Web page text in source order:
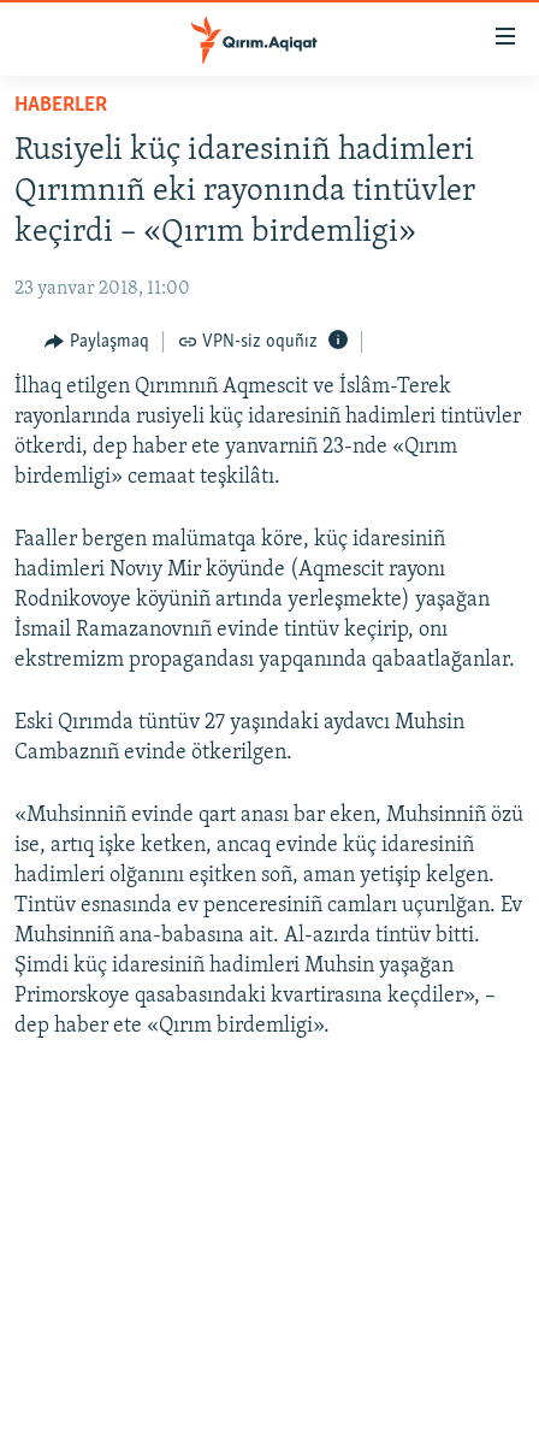
Esas
qaytmaq
Baş
navigatsiyağa
qaytmaq
Qıdıruvğa
qaytmaq
HABERLER
SİYASET
İQTİSADİYAT
MEDENİYET
İNSAN AQLARI
VİDEO
SÜRET
BLOGLAR
Русский
Українською
RFE/RS bütün saytları
HABERLER
Rusiyeli küç idaresiniñ hadimleri
Qırımnıñ eki rayonında tintüvler
keçirdi – «Qırım birdemligi»
23 yanvar 2018, 11:00
Paylaşmaq VPN-siz oquñız
İlhaq etilgen Qırımnıñ Aqmescit ve İslâm-Terek
rayonlarında rusiyeli küç idaresiniñ hadimleri tintüvler
ötkerdi, dep haber ete yanvarniñ 23-nde «Qırım
birdemligi» cemaat teşkilâtı.
Faaller bergen malümatqa köre, küç idaresiniñ
hadimleri Novıy Mir köyünde (Aqmescit rayonı
Rodnikovoye köyüniñ artında yerleşmekte) yaşağan
İsmail Ramazanovnıñ evinde tintüv keçirip, onı
ekstremizm propagandası yapqanında qabaatlağanlar.
Eski Qırımda tüntüv 27 yaşındaki aydavcı Muhsin
Cambaznıñ evinde ötkerilgen.
«Muhsinniñ evinde qart anası bar eken, Muhsinniñ özü
ise, artıq işke ketken, ancaq evinde küç idaresiniñ
hadimleri olğanını eşitken soñ, aman yetişip kelgen.
Tintüv esnasında ev penceresiniñ camları uçurılğan. Ev
Muhsinniñ ana-babasına ait. Al-azırda tintüv bitti.
Şimdi küç idaresiniñ hadimleri Muhsin yaşağan
Primorskoye qasabasındaki kvartirasına keçdiler», –
dep haber ete «Qırım birdemligi».